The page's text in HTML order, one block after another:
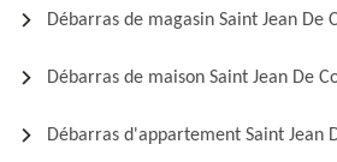
Débarras de magasin Saint Jean De
Débarras de maison Saint Jean De
Débarras d'appartement Saint Jean